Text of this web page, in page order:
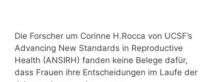
Die Forscher um Corinne H.Rocca von UCSF’s
Advancing New Standards in Reproductive
Health (ANSIRH) fanden keine Belege dafür,
dass Frauen ihre Entscheidungen im Laufe der